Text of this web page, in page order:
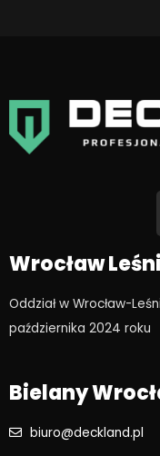
Wrocław
Oddział w Wrocław-
października 2024 roku​
Bielany
biuro@deckland.pl